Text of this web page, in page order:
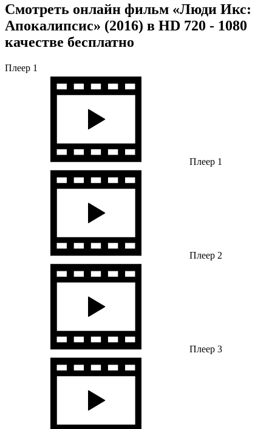
Смотреть онлайн фильм «Люди Икс:
Апокалипсис» (2016) в HD 720 - 1080
качестве бесплатно
Плеер 1
Плеер 1
Плеер 2
Плеер 3